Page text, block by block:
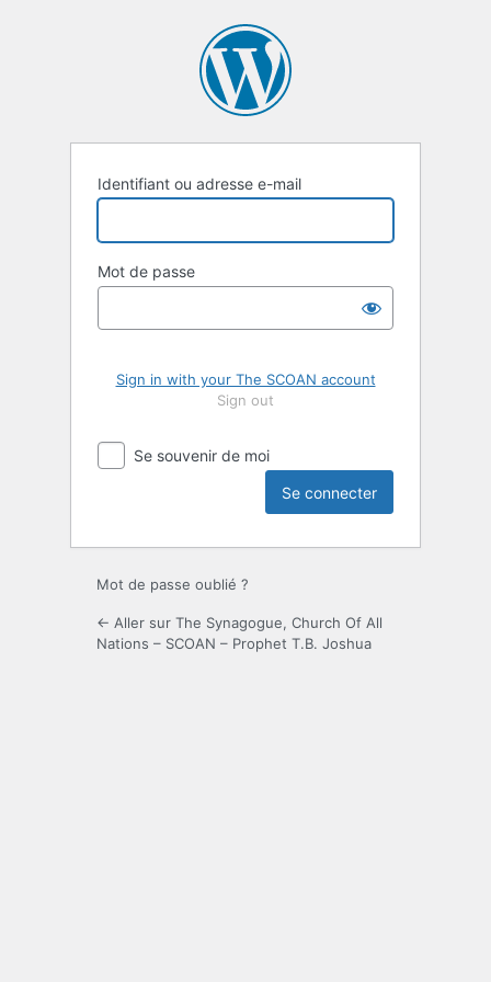
Identifiant ou adresse e-mail
Mot de passe
Sign in with your The SCOAN account
Sign out
Se souvenir de moi
Mot de passe oublié ?
← Aller sur The Synagogue, Church Of All
Nations – SCOAN – Prophet T.B. Joshua